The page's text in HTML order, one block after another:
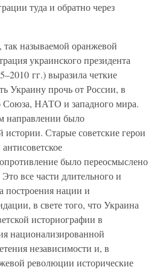
туда и обратно через
так называемой оранжевой
украинского президента
гг.) выразила четкие
Украину прочь от России, в
Союза, НАТО и западного мира.
направлении было
Старые советские герои
было переосмыслено
все части длительного и
построения нации и
в свете того, что Украина
историографии в
национализированной
независимости и, в
революции исторические